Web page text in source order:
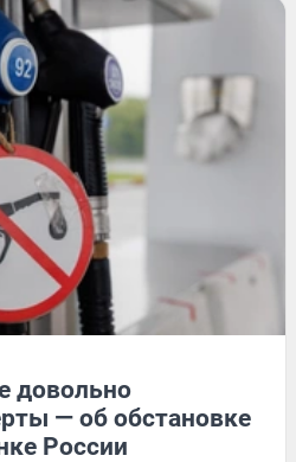
довольно
— об обстановке
России